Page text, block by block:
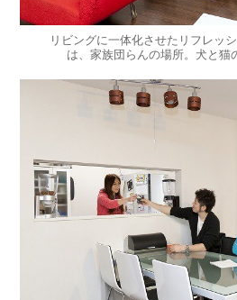
リビングに一体化させたリフレッ
は、家族団らんの場所。犬と猫